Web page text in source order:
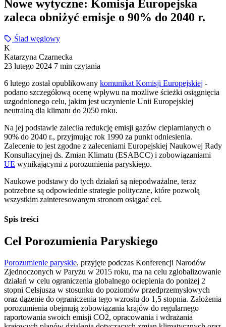
Nowe wytyczne: Komisja Europejska
zaleca obniżyć emisje o 90% do 2040 r.
Ślad węglowy
K
Katarzyna Czarnecka
23 lutego 2024 7 min czytania
6 lutego został opublikowany komunikat Komisji Europejskiej -
podano szczegółową ocenę wpływu na możliwe ścieżki osiągnięcia
uzgodnionego celu, jakim jest uczynienie Unii Europejskiej
neutralną dla klimatu do 2050 roku.
Na jej podstawie zaleciła redukcję emisji gazów cieplarnianych o
90% do 2040 r., przyjmując rok 1990 za punkt odniesienia.
Zalecenie to jest zgodne z zaleceniami Europejskiej Naukowej Rady
Konsultacyjnej ds. Zmian Klimatu (ESABCC) i zobowiązaniami
UE wynikającymi z porozumienia paryskiego.
Naukowe podstawy do tych działań są niepodważalne, teraz
potrzebne są odpowiednie strategie polityczne, które pozwolą
wszystkim zainteresowanym stronom osiągać cel.
Spis treści
Cel Porozumienia Paryskiego
Porozumienie paryskie, przyjęte podczas Konferencji Narodów
Zjednoczonych w Paryżu w 2015 roku, ma na celu zglobalizowanie
działań w celu ograniczenia globalnego ocieplenia do poniżej 2
stopni Celsjusza w stosunku do poziomów przedprzemysłowych
oraz dążenie do ograniczenia tego wzrostu do 1,5 stopnia. Założenia
porozumienia obejmują zobowiązania krajów do regularnego
raportowania swoich emisji CO2, opracowania i wdrażania